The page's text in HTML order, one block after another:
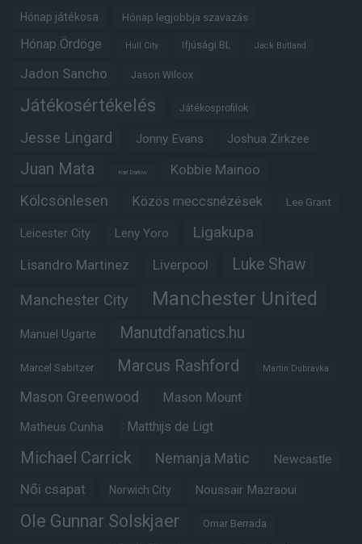
Hónap játékosa Hónap legjobbja szavazás
Hónap Ördöge Hull City Ifjúsági BL Jack Butland
Jadon Sancho Jason Wilcox
Játékosértékelés Játékosprofilok
Jesse Lingard Jonny Evans Joshua Zirkzee
Juan Mata Karl Darlow Kobbie Mainoo
Kölcsönlesen Közös meccsnézések Lee Grant
Leicester City Leny Yoro Ligakupa
Lisandro Martinez Liverpool Luke Shaw
Manchester City Manchester United
Manuel Ugarte Manutdfanatics.hu
Marcel Sabitzer Marcus Rashford Martin Dubravka
Mason Greenwood Mason Mount
Matheus Cunha Matthijs de Ligt
Michael Carrick Nemanja Matic Newcastle
Női csapat Norwich City Noussair Mazraoui
Ole Gunnar Solskjaer Omar Berrada